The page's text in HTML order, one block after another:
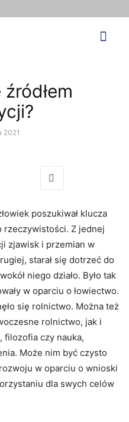
2021
poszukiwał klucza
Z jednej
zjawisk i przemian w
starał się dotrzeć do
niego działo. Było tak
w oparciu o łowiectwo.
się rolnictwo. Można też
rolnictwo, jak i
filozofia czy nauka,
Może nim być czysto
w oparciu o wnioski
dla swych celów